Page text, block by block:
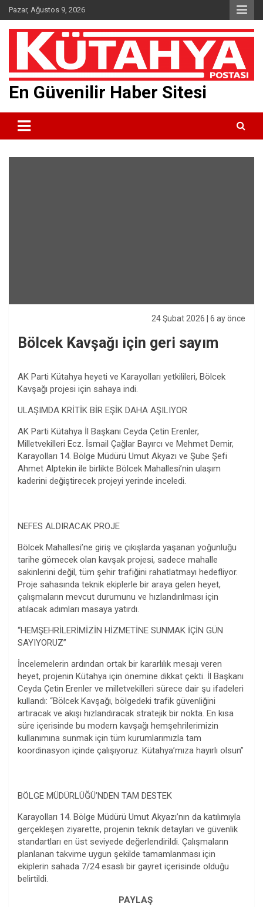
Skip
to
content
Pazar, Ağustos 9, 2026
En Güvenilir Haber Sitesi
24 Şubat 2026 | 6 ay önce
Bölcek Kavşağı için geri sayım
AK Parti Kütahya heyeti ve Karayolları yetkilileri, Bölcek
Kavşağı projesi için sahaya indi.
ULAŞIMDA KRİTİK BİR EŞİK DAHA AŞILIYOR
AK Parti Kütahya İl Başkanı Ceyda Çetin Erenler,
Milletvekilleri Ecz. İsmail Çağlar Bayırcı ve Mehmet Demir,
Karayolları 14. Bölge Müdürü Umut Akyazı ve Şube Şefi
Ahmet Alptekin ile birlikte Bölcek Mahallesi’nin ulaşım
kaderini değiştirecek projeyi yerinde inceledi.
NEFES ALDIRACAK PROJE
Bölcek Mahallesi’ne giriş ve çıkışlarda yaşanan yoğunluğu
tarihe gömecek olan kavşak projesi, sadece mahalle
sakinlerini değil, tüm şehir trafiğini rahatlatmayı hedefliyor.
Proje sahasında teknik ekiplerle bir araya gelen heyet,
çalışmaların mevcut durumunu ve hızlandırılması için
atılacak adımları masaya yatırdı.
“HEMŞEHRİLERİMİZİN HİZMETİNE SUNMAK İÇİN GÜN
SAYIYORUZ”
İncelemelerin ardından ortak bir kararlılık mesajı veren
heyet, projenin Kütahya için önemine dikkat çekti. İl Başkanı
Ceyda Çetin Erenler ve milletvekilleri sürece dair şu ifadeleri
kullandı: “Bölcek Kavşağı, bölgedeki trafik güvenliğini
artıracak ve akışı hızlandıracak stratejik bir nokta. En kısa
süre içerisinde bu modern kavşağı hemşehrilerimizin
kullanımına sunmak için tüm kurumlarımızla tam
koordinasyon içinde çalışıyoruz. Kütahya’mıza hayırlı olsun”
BÖLGE MÜDÜRLÜĞÜ’NDEN TAM DESTEK
Karayolları 14. Bölge Müdürü Umut Akyazı’nın da katılımıyla
gerçekleşen ziyarette, projenin teknik detayları ve güvenlik
standartları en üst seviyede değerlendirildi. Çalışmaların
planlanan takvime uygun şekilde tamamlanması için
ekiplerin sahada 7/24 esaslı bir gayret içerisinde olduğu
belirtildi.
PAYLAŞ